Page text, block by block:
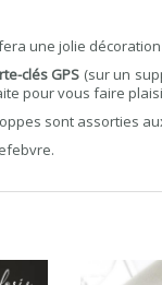
une jolie
clés GPS (sur un
pour vous faire
sont assorties